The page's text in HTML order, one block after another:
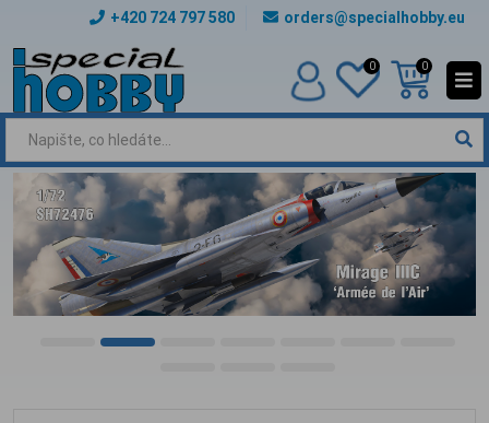
orders@specialhobby.eu
+420 724 797 580
0 0